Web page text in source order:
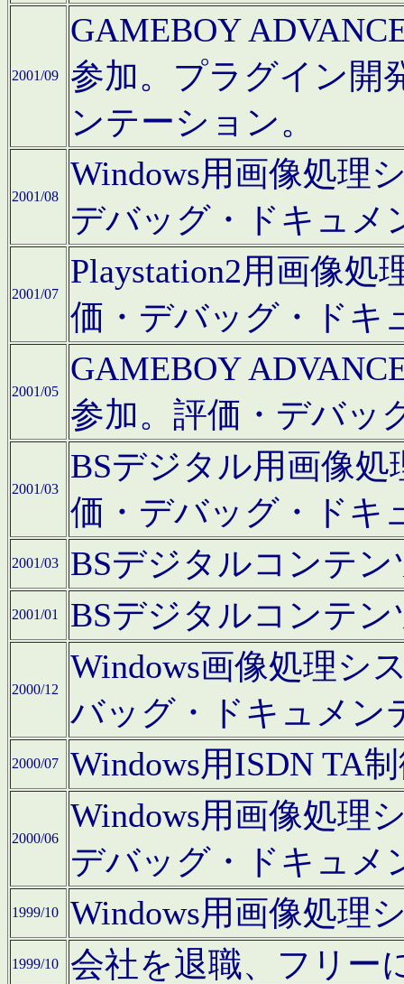
2001/09
GAMEBOY
参加。プラグイン開
ンテーション。
2001/08
Windows用画像処理
デバッグ・ドキュメ
2001/07
Playstation2用画像
価・デバッグ・ドキ
2001/05
GAMEBOY
参加。評価・デバッ
2001/03
BSデジタル用画像
価・デバッグ・ドキ
2001/03 BSデジタルコンテ
2001/01 BSデジタルコンテ
2000/12
Windows画像処理シ
バッグ・ドキュメン
2000/07 Windows用ISDN TA
2000/06
Windows用画像処理
デバッグ・ドキュメ
1999/10 Windows用画像処理
1999/10 会社を退職、フリー